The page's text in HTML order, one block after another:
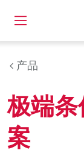
产品
极端
案